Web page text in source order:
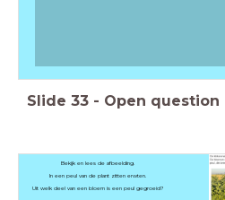
Slide 33 - Open question
Bekijk en lees de afbeelding.
In een peul van de plant zitten erwten.
Uit welk deel van een bloem is een peul gegroeid?